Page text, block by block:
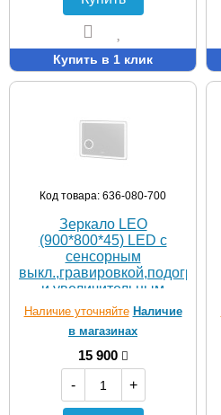
Купить в 1 клик
Код товара: 636-080-700
Зеркало LEO
(900*800*45) LED с
сенсорным
выкл.,гравировкой,подогревом
и увеличительным
стеклом
Наличие уточняйте Наличие
в магазинах
15 900
-
+